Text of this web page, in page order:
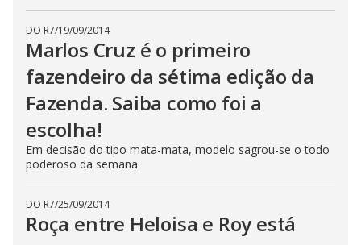
DO R7/19/09/2014
Marlos Cruz é o primeiro
fazendeiro da sétima edição da
Fazenda. Saiba como foi a
escolha!
Em decisão do tipo mata-mata, modelo sagrou-se o todo
poderoso da semana
DO R7/25/09/2014
Roça entre Heloisa e Roy está